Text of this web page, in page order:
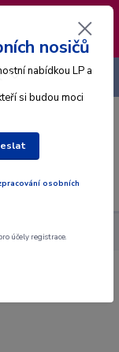
Datum
na pátek
Menu
- CD
- CD
nosičů
nabídkou LP a
si budou moci
osobních
účely registrace.